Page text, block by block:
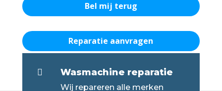
Bel mij terug
Reparatie aanvragen
 Wasmachine reparatie
Wij repareren alle merken